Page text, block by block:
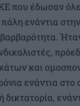
που έδωσαν
ενάντια στην
βαρβαρότητα.
και
ενάντια στο
δικτατορία,